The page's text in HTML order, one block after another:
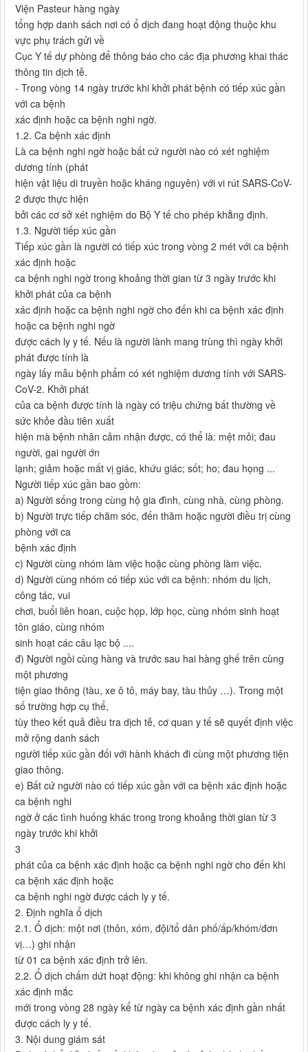
Viện Pasteur hàng ngày
tổng hợp danh sách nơi có ổ dịch đang hoạt động thuộc khu
vực phụ trách gửi về
Cục Y tế dự phòng để thông báo cho các địa phương khai thác
thông tin dịch tễ.
- Trong vòng 14 ngày trước khi khởi phát bệnh có tiếp xúc gần
với ca bệnh
xác định hoặc ca bệnh nghi ngờ.
1.2. Ca bệnh xác định
Là ca bệnh nghi ngờ hoặc bất cứ người nào có xét nghiệm
dương tính (phát
hiện vật liệu di truyền hoặc kháng nguyên) với vi rút SARS-CoV-
2 được thực hiện
bởi các cơ sở xét nghiệm do Bộ Y tế cho phép khẳng định.
1.3. Người tiếp xúc gần
Tiếp xúc gần là người có tiếp xúc trong vòng 2 mét với ca bệnh
xác định hoặc
ca bệnh nghi ngờ trong khoảng thời gian từ 3 ngày trước khi
khởi phát của ca bệnh
xác định hoặc ca bệnh nghi ngờ cho đến khi ca bệnh xác định
hoặc ca bệnh nghi ngờ
được cách ly y tế. Nếu là người lành mang trùng thì ngày khởi
phát được tính là
ngày lấy mẫu bệnh phẩm có xét nghiệm dương tính với SARS-
CoV-2. Khởi phát
của ca bệnh được tính là ngày có triệu chứng bất thường về
sức khỏe đầu tiên xuất
hiện mà bệnh nhân cảm nhận được, có thể là: mệt mỏi; đau
người, gai người ớn
lạnh; giảm hoặc mất vị giác, khứu giác; sốt; ho; đau họng ...
Người tiếp xúc gần bao gồm:
a) Người sống trong cùng hộ gia đình, cùng nhà, cùng phòng.
b) Người trực tiếp chăm sóc, đến thăm hoặc người điều trị cùng
phòng với ca
bệnh xác định
c) Người cùng nhóm làm việc hoặc cùng phòng làm việc.
d) Người cùng nhóm có tiếp xúc với ca bệnh: nhóm du lịch,
công tác, vui
chơi, buổi liên hoan, cuộc họp, lớp học, cùng nhóm sinh hoạt
tôn giáo, cùng nhóm
sinh hoạt các câu lạc bộ ....
đ) Người ngồi cùng hàng và trước sau hai hàng ghế trên cùng
một phương
tiện giao thông (tàu, xe ô tô, máy bay, tàu thủy …). Trong một
số trường hợp cụ thể,
tùy theo kết quả điều tra dịch tễ, cơ quan y tế sẽ quyết định việc
mở rộng danh sách
người tiếp xúc gần đối với hành khách đi cùng một phương tiện
giao thông.
e) Bất cứ người nào có tiếp xúc gần với ca bệnh xác định hoặc
ca bệnh nghi
ngờ ở các tình huống khác trong trong khoảng thời gian từ 3
ngày trước khi khởi
3
phát của ca bệnh xác định hoặc ca bệnh nghi ngờ cho đến khi
ca bệnh xác định hoặc
ca bệnh nghi ngờ được cách ly y tế.
2. Định nghĩa ổ dịch
2.1. Ổ dịch: một nơi (thôn, xóm, đội/tổ dân phố/ấp/khóm/đơn
vị…) ghi nhận
từ 01 ca bệnh xác định trở lên.
2.2. Ổ dịch chấm dứt hoạt động: khi không ghi nhận ca bệnh
xác định mắc
mới trong vòng 28 ngày kể từ ngày ca bệnh xác định gần nhất
được cách ly y tế.
3. Nội dung giám sát